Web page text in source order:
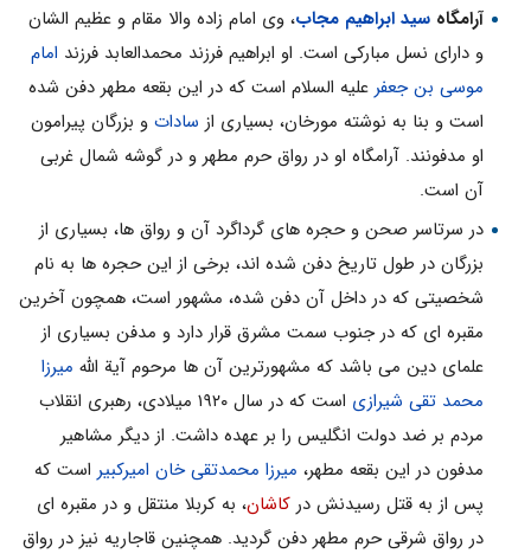
آرامگاه سید ابراهیم مجاب، وى امام زاده والا مقام و عظیم الشان
و داراى نسل مبارکى است. او ابراهیم فرزند محمدالعابد فرزند امام
موسى بن جعفر علیه السلام است که در این بقعه مطهر دفن شده
است و بنا به نوشته مورخان، بسیارى از ساداتو بزرگان پیرامون
او مدفونند. آرامگاه او در رواق حرم مطهر و در گوشه شمال غربى
آن است.
در سرتاسر صحن و حجره هاى گرداگرد آن و رواق ها، بسیارى از
بزرگان در طول تاریخ دفن شده اند، برخى از این حجره ها به نام
شخصیتى که در داخل آن دفن شده، مشهور است، همچون آخرین
مقبره اى که در جنوب سمت مشرق قرار دارد و مدفن بسیارى از
علماى دین مى باشد که مشهورترین آن ها مرحوم آیة الله میرزا
محمد تقى شیرازى
است که در سال ۱۹۲۰ میلادى، رهبرى انقلاب
مردم بر ضد دولت انگلیس را بر عهده داشت. از دیگر مشاهیر
مدفون در این بقعه مطهر، میرزا محمدتقى خان امیرکبیراست که
پس از به قتل رسیدنش در کاشان، به کربلا منتقل و در مقبره اى
در رواق شرقى حرم مطهر دفن گردید. همچنین قاجاریه نیز در رواق